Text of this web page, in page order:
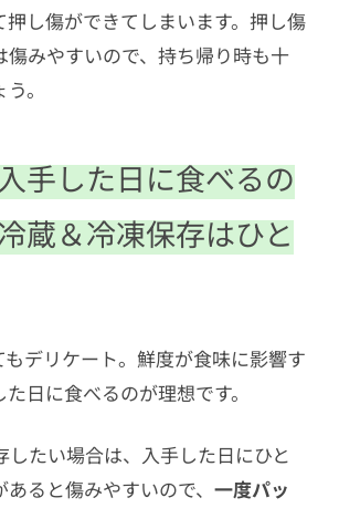
押し傷ができてしまいます。押し傷
傷みやすいので、持ち帰り時も十
。
手した日に食べるの
蔵＆冷凍保存はひと
もデリケート。鮮度が食味に影響す
日に食べるのが理想です。
したい場合は、入手した日にひと
ると傷みやすいので、 一度パッ